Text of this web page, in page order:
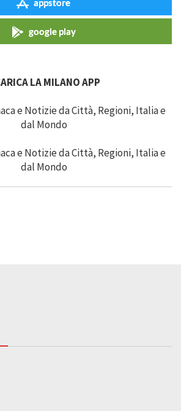
appstore
google play
LA MILANO APP